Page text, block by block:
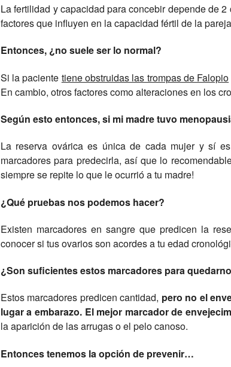
La fertilidad y capacidad para concebir depende de
factores que influyen en la capacidad fértil de la
Entonces, ¿no suele ser lo normal?
Si la paciente tiene obstruidas las trompas de Falopio
En cambio, otros factores como alteraciones en los
Según esto entonces, si mi madre tuvo
La reserva ovárica es única de cada mujer y sí
marcadores para predecirla, así que lo
siempre se repite lo que le ocurrió a tu madre!
¿Qué pruebas nos podemos hacer?
Existen marcadores en sangre que predicen la
conocer si tus ovarios son acordes a tu edad
¿Son suficientes estos marcadores para
Estos marcadores predicen cantidad, pero no el
lugar a embarazo. El mejor marcador de
la aparición de las arrugas o el pelo canoso.
Entonces tenemos la opción de prevenir…